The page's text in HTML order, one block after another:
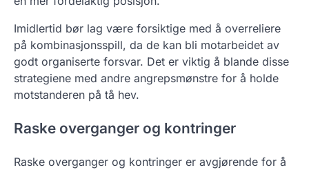
Imidlertid bør lag være forsiktige med å overreliere
på kombinasjonsspill, da de kan bli motarbeidet av
godt organiserte forsvar. Det er viktig å blande disse
strategiene med andre angrepsmønstre for å holde
motstanderen på tå hev.
Raske overganger og kontringer
Raske overganger og kontringer er avgjørende for å